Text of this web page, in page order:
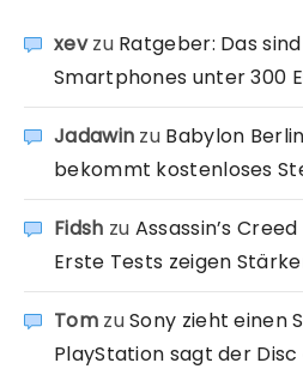
xevzu Ratgeber: Das
Smartphones unter 300
Jadawin zu Babylon
bekommt kostenloses
Fidsh zu Assassin’s
Erste Tests zeigen
TomzuSony zieht einen
PlayStation sagt der